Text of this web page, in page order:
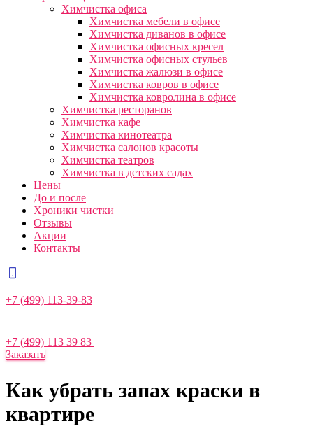
Химчистка офиса
Химчистка мебели в офисе
Химчистка диванов в офисе
Химчистка офисных кресел
Химчистка офисных стульев
Химчистка жалюзи в офисе
Химчистка ковров в офисе
Химчистка ковролина в офисе
Химчистка ресторанов
Химчистка кафе
Химчистка кинотеатра
Химчистка салонов красоты
Химчистка театров
Химчистка в детских садах
Цены
До и после
Хроники чистки
Отзывы
Акции
Контакты
+7 (499) 113-39-83
+7 (499) 113 39 83
Заказать
Как убрать запах краски в
квартире